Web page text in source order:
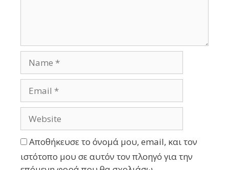
Αποθήκευσε το όνομά μου, email, και τον
ιστότοπο μου σε αυτόν τον πλοηγό για την